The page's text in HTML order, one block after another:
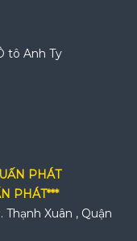
tô Anh Ty
PHÁT
PHÁT***
Xuân , Quận